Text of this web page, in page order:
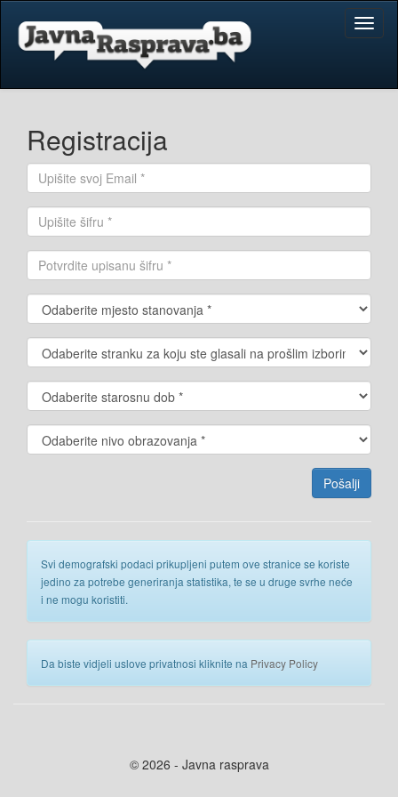
Registracija
Svi demografski podaci prikupljeni putem ove stranice se koriste
jedino za potrebe generiranja statistika, te se u druge svrhe neće
i ne mogu koristiti.
Da biste vidjeli uslove privatnosi kliknite na Privacy Policy
© 2026 - Javna rasprava